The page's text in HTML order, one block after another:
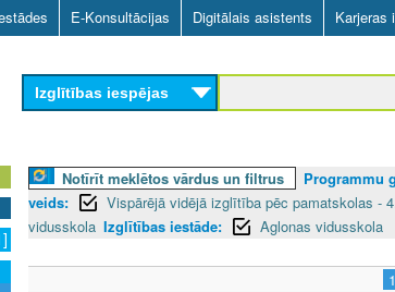
Skip
to
main
content
E-Konsultācijas Digitālais asistents Karjeras
Izglītības iespējas
Notīrīt meklētos vārdus un filtrus Programmu
veids:
Vispārējā vidējā izglītība pēc pamatskolas -
vidusskola Izglītības iestāde: Aglonas vidusskola
1